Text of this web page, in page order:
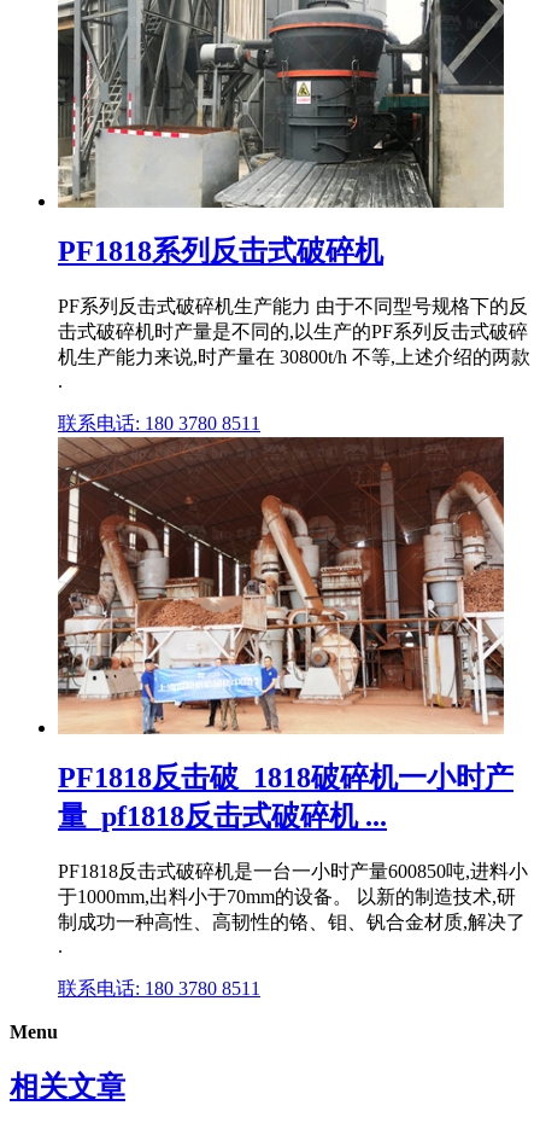
PF1818系列反击式破碎机
PF系列反击式破碎机生产能力 由于不同型号规格下的反
击式破碎机时产量是不同的,以生产的PF系列反击式破碎
机生产能力来说,时产量在 30800t/h 不等,上述介绍的两款
.
联系电话: 180 3780 8511
PF1818反击破_1818破碎机一小时产
量_pf1818反击式破碎机 ...
PF1818反击式破碎机是一台一小时产量600850吨,进料小
于1000mm,出料小于70mm的设备。 以新的制造技术,研
制成功一种高性、高韧性的铬、钼、钒合金材质,解决了
.
联系电话: 180 3780 8511
Menu
相关文章